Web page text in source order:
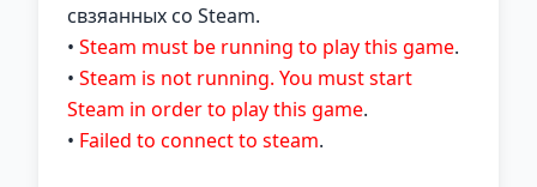
свзяанных со Steam.
• Steam must be running to play this game.
• Steam is not running. You must start
Steam in order to play this game.
• Failed to connect to steam.